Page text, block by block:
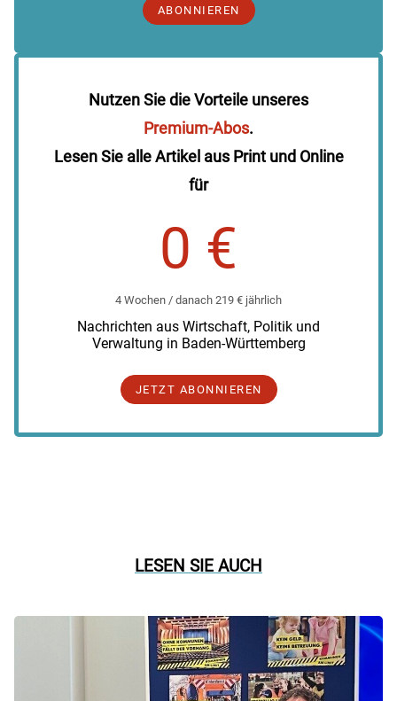
ABONNIEREN
Nutzen Sie die Vorteile unseres
Premium-Abos.
Lesen Sie alle Artikel aus Print und Online
für
0 €
4 Wochen / danach 219 € jährlich
Nachrichten aus Wirtschaft, Politik und
Verwaltung in Baden-Württemberg
JETZT ABONNIEREN
LESEN SIE AUCH